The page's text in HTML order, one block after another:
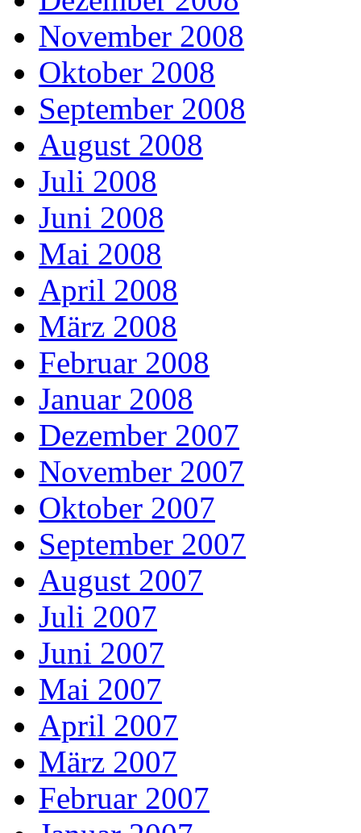
November 2008
Oktober 2008
September 2008
August 2008
Juli 2008
Juni 2008
Mai 2008
April 2008
März 2008
Februar 2008
Januar 2008
Dezember 2007
November 2007
Oktober 2007
September 2007
August 2007
Juli 2007
Juni 2007
Mai 2007
April 2007
März 2007
Februar 2007